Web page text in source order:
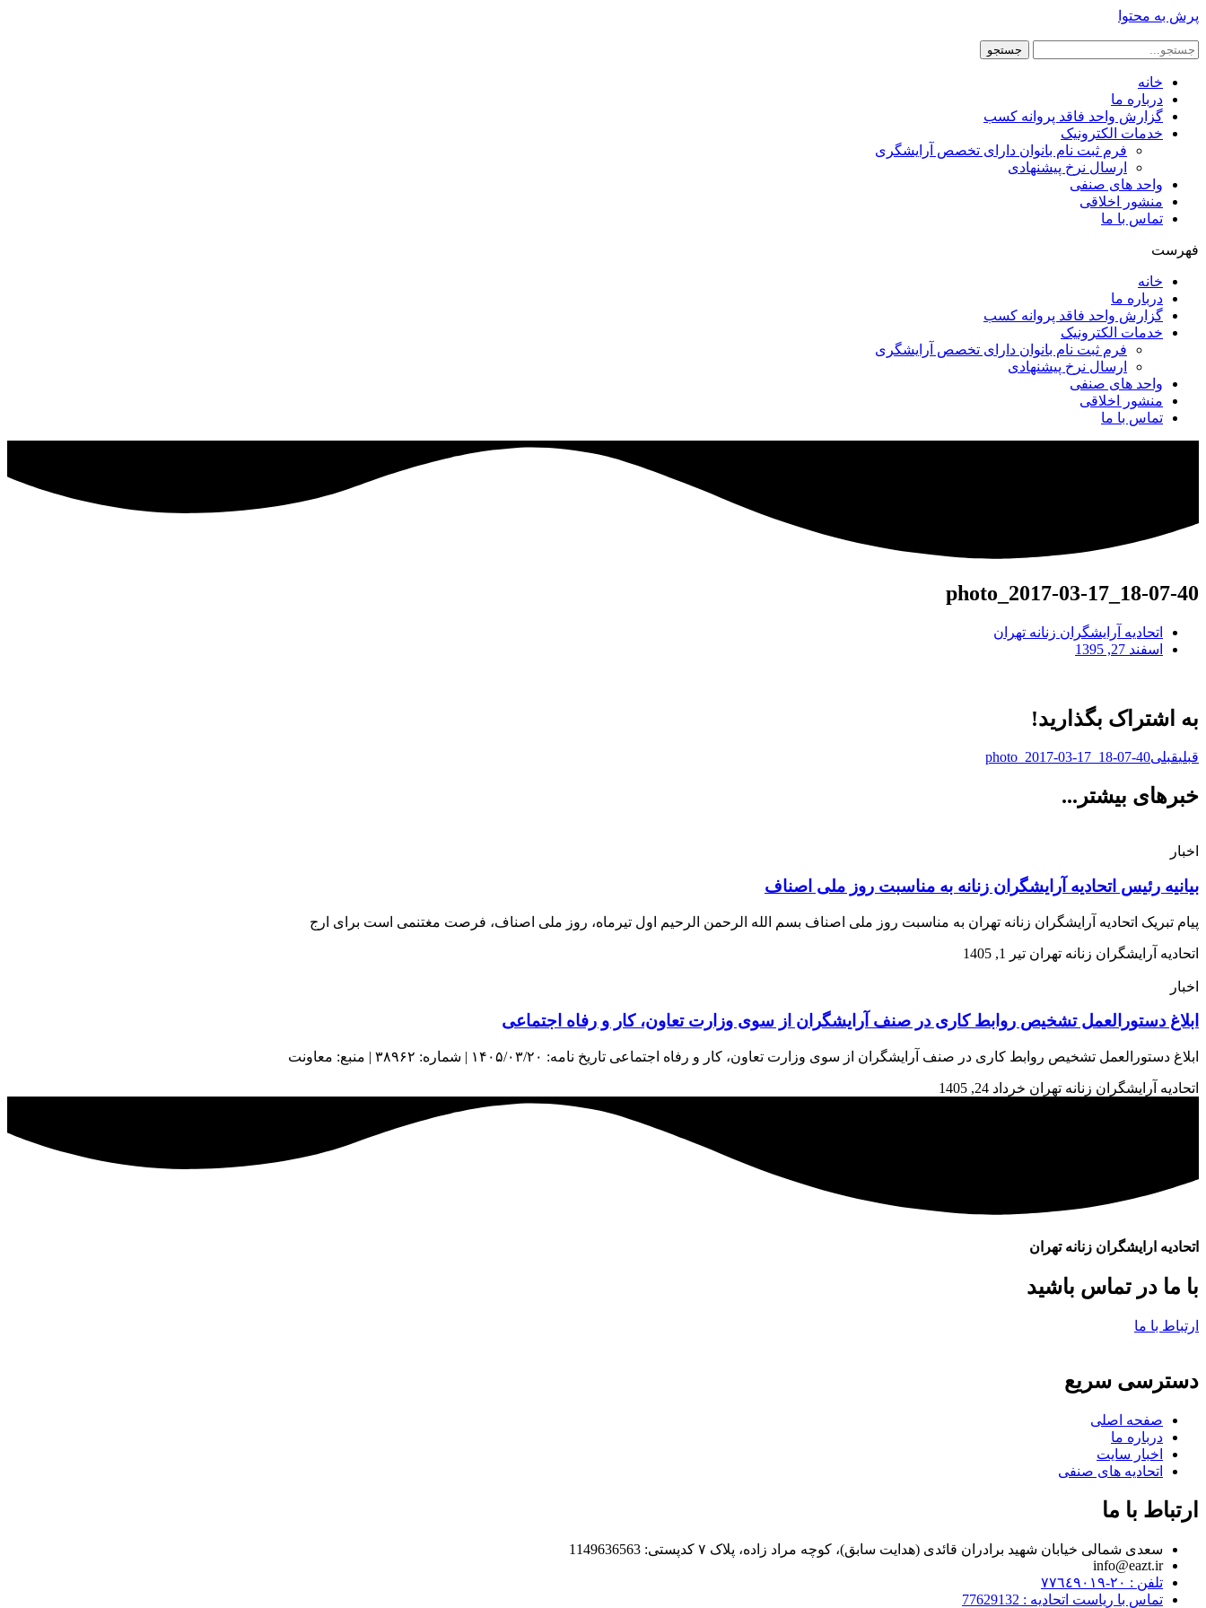
پرش به محتوا
جستجو
خانه
درباره ما
گزارش واحد فاقد پروانه کسب
خدمات الکترونیک
فرم ثبت نام بانوان دارای تخصص آرایشگری
ارسال نرخ پیشنهادی
واحد های صنفی
منشور اخلاقی
تماس با ما
فهرست
خانه
درباره ما
گزارش واحد فاقد پروانه کسب
خدمات الکترونیک
فرم ثبت نام بانوان دارای تخصص آرایشگری
ارسال نرخ پیشنهادی
واحد های صنفی
منشور اخلاقی
تماس با ما
photo_2017-03-17_18-07-40
اتحادیه آرایشگران زنانه تهران
اسفند 27, 1395
به اشتراک بگذارید!
قبلیقبلیphoto_2017-03-17_18-07-40
خبرهای بیشتر...
اخبار
بیانیه رئیس اتحادیه آرایشگران زنانه به مناسبت روز ملی اصناف
پیام تبریک اتحادیه آرایشگران زنانه تهران به مناسبت روز ملی اصناف بسم الله الرحمن الرحیم اول تیرماه، روز ملی اصناف، فرصت مغتنمی است برای ارج
اتحادیه آرایشگران زنانه تهران تیر 1, 1405
اخبار
ابلاغ دستورالعمل تشخیص روابط کاری در صنف آرایشگران از سوی وزارت تعاون، کار و رفاه اجتماعی
ابلاغ دستورالعمل تشخیص روابط کاری در صنف آرایشگران از سوی وزارت تعاون، کار و رفاه اجتماعی تاریخ نامه: ۱۴۰۵/۰۳/۲۰ | شماره: ۳۸۹۶۲ | منبع: معاونت
اتحادیه آرایشگران زنانه تهران خرداد 24, 1405
اتحادیه ارایشگران زنانه تهران
با ما در تماس باشید
ارتباط با ما
دسترسی سریع
صفحه اصلی
درباره ما
اخبار سایت
اتحادیه های صنفی
ارتباط با ما
سعدی شمالی خیابان شهید برادران قائدی (هدایت سابق)، کوچه مراد زاده، پلاک ۷ کدپستی: 1149636563
info@eazt.ir
تلفن : ٢٠-٧٧٦٤٩٠١٩
تماس با ریاست اتحادیه : 77629132